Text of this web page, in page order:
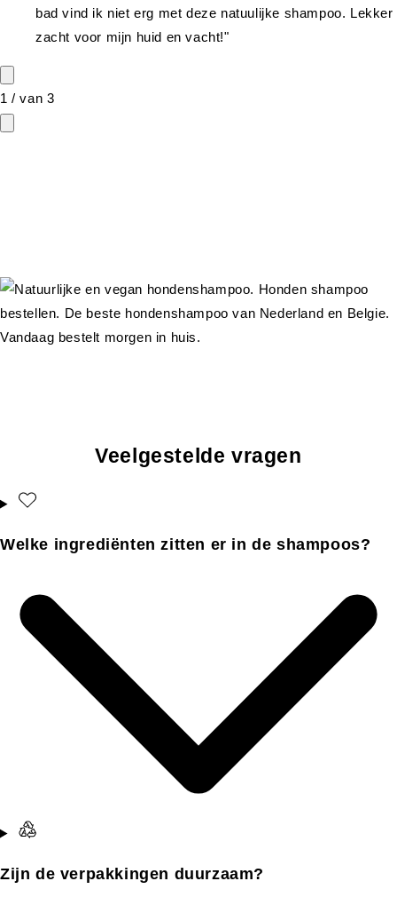
bad vind ik niet erg met deze natuulijke shampoo. Lekker
zacht voor mijn huid en vacht!"
1 /van 3
Veelgestelde vragen
Welke ingrediënten zitten er in de shampoos?
Zijn de verpakkingen duurzaam?